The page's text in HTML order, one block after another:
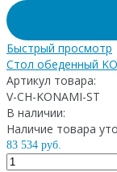
Быстрый просмотр
Стол обеденный
Артикул товара:
V-CH-KONAMI-ST
В наличии:
Наличие товара
83 534 руб.